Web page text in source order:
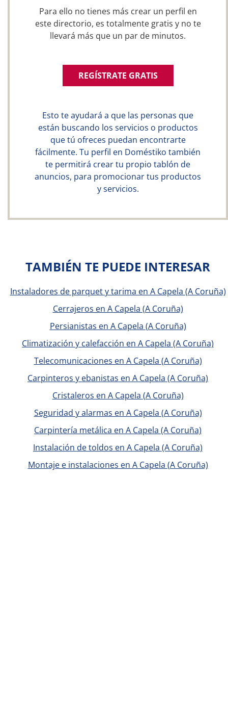
Para ello no tienes más crear un perfil en
este directorio, es totalmente gratis y no te
llevará más que un par de minutos.
REGÍSTRATE GRATIS
Esto te ayudará a que las personas que
están buscando los servicios o productos
que tú ofreces puedan encontrarte
fácilmente. Tu perfil en Doméstiko también
te permitirá crear tu propio tablón de
anuncios, para promocionar tus productos
y servicios.
TAMBIÉN TE PUEDE INTERESAR
Instaladores de parquet y tarima en A Capela (A Coruña)
Cerrajeros en A Capela (A Coruña)
Persianistas en A Capela (A Coruña)
Climatización y calefacción en A Capela (A Coruña)
Telecomunicaciones en A Capela (A Coruña)
Carpinteros y ebanistas en A Capela (A Coruña)
Cristaleros en A Capela (A Coruña)
Seguridad y alarmas en A Capela (A Coruña)
Carpintería metálica en A Capela (A Coruña)
Instalación de toldos en A Capela (A Coruña)
Montaje e instalaciones en A Capela (A Coruña)